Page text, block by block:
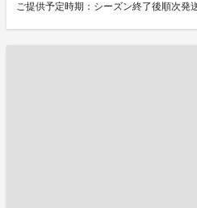
ご提供予定時期：シーズン終了後順次発